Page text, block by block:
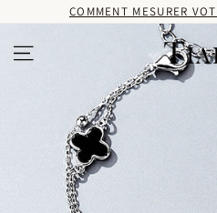
au
contenu
COMMENT MESURER